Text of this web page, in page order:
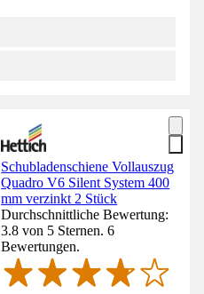
Schubladenschiene Vollauszug
Quadro V6 Silent System 400
mm verzinkt 2 Stück
Durchschnittliche Bewertung:
3.8 von 5 Sternen. 6
Bewertungen.